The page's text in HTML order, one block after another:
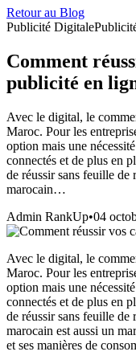
Retour au Blog
Publicité Digitale
Comment
publicité en
Avec le digital, le
Maroc. Pour les
option mais une
connectés et de plus en
de réussir sans feuille
marocain…
Admin RankUp•04
Avec le digital, le
Maroc. Pour les
option mais une
connectés et de plus en
de réussir sans feuille
marocain est aussi un
et ses manières de